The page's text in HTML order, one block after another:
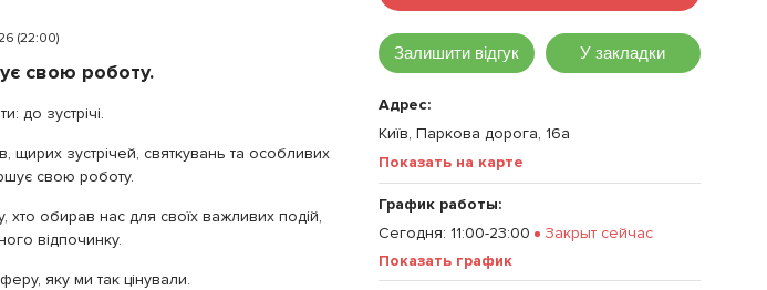
Залишити відгук У закладки
Адрес:
Київ, Паркова дорога, 16a
Показать на карте
График работы:
Сегодня: 11:00-23:00
Закрыт сейчас
Показать график
(22:00)
свою роботу.
до зустрічі.
щирих зустрічей, святкувань та особливих
свою роботу.
обирав нас для своїх важливих подій,
відпочинку.
яку ми так цінували.